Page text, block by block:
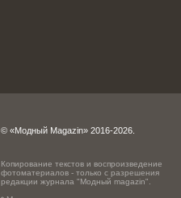
© «Модный Magazin» 2016-2026.
Копирование текстов и воспроизведение
фотоматериалов - только с разрешения
редакции журнала "Модный magazin".